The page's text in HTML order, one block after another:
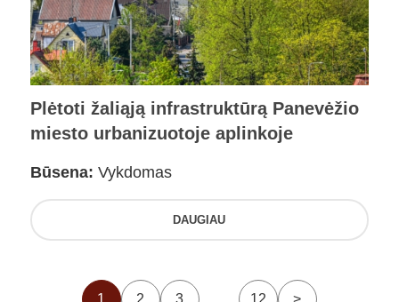
Plėtoti žaliąją infrastruktūrą Panevėžio
miesto urbanizuotoje aplinkoje
Būsena: Vykdomas
DAUGIAU
1 2 3 … 12 >